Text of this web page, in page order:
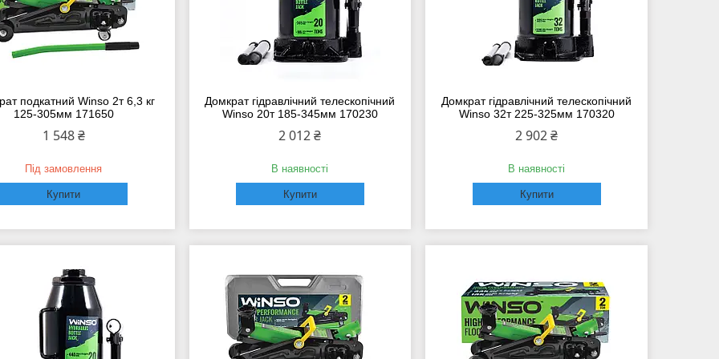
подкатний Winso 2т 6,3 кг
125-305мм 171650
1 548 ₴
Під замовлення
Купити
Домкрат гідравлічний телескопічний
Winso 20т 185-345мм 170230
2 012 ₴
В наявності
Купити
Домкрат гідравлічний телескопічний
Winso 32т 225-325мм 170320
2 902 ₴
В наявності
Купити